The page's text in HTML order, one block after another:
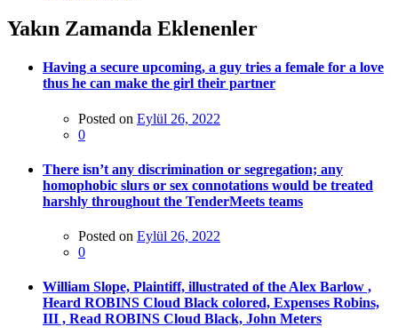
Yakın Zamanda Eklenenler
Having a secure upcoming, a guy tries a female for a love
thus he can make the girl their partner
Posted on Eylül 26, 2022
0
There isn’t any discrimination or segregation; any
homophobic slurs or sex connotations would be treated
harshly throughout the TenderMeets teams
Posted on Eylül 26, 2022
0
William Slope, Plaintiff, illustrated of the Alex Barlow ,
Heard ROBINS Cloud Black colored, Expenses Robins,
III , Read ROBINS Cloud Black, John Meters